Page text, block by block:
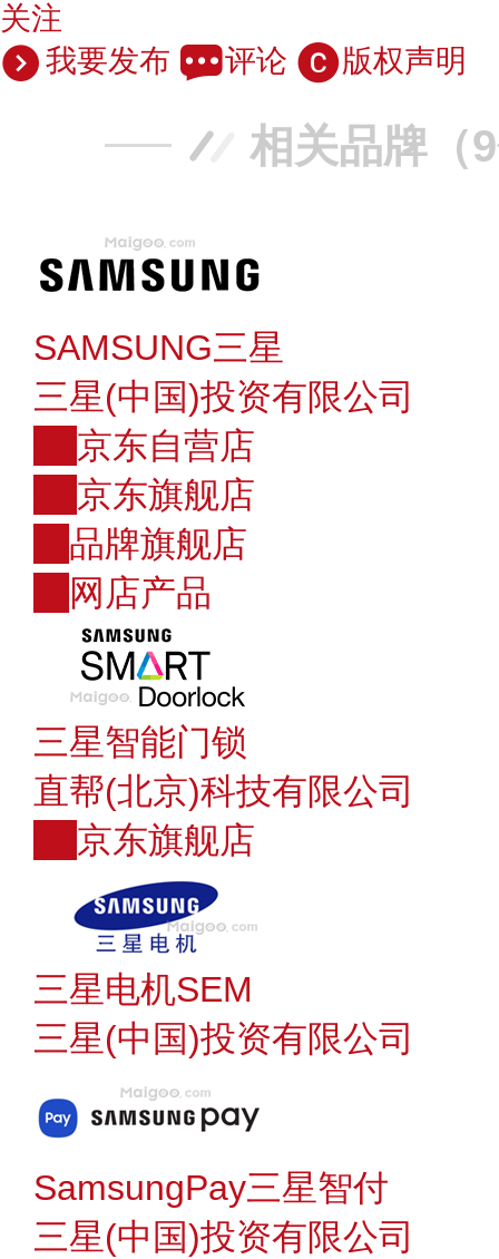
关注
我要发布
评论 版权声明
相关品牌（
SAMSUNG三星
三星(中国)投资有限公司
京东自营店
京东旗舰店
品牌旗舰店
网店产品
三星智能门锁
直帮(北京)科技有限公司
京东旗舰店
三星电机SEM
三星(中国)投资有限公司
SamsungPay三星智付
三星(中国)投资有限公司